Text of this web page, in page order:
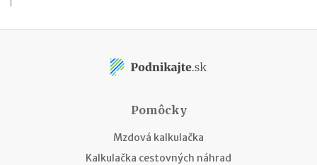
Pomôcky
Mzdová kalkulačka
Kalkulačka cestovných náhrad